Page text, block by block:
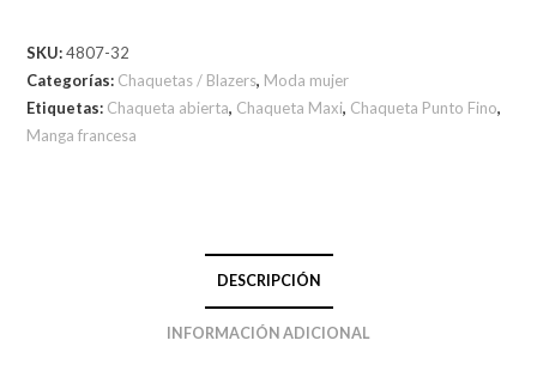
SKU:4807-32
Categorías: Chaquetas / Blazers, Moda mujer
Etiquetas: Chaqueta abierta, Chaqueta Maxi, Chaqueta Punto Fino,
Manga francesa
DESCRIPCIÓN
INFORMACIÓN ADICIONAL